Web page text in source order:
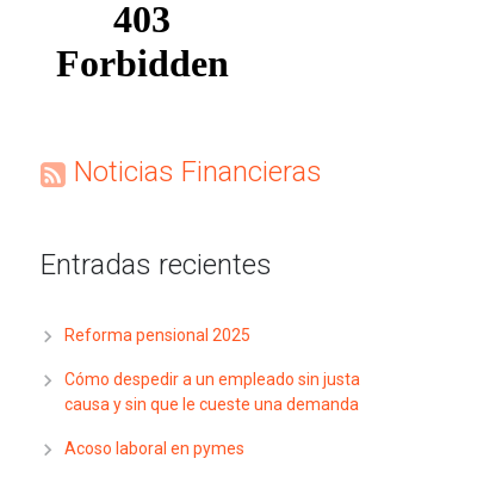
Noticias Financieras
Entradas recientes
Reforma pensional 2025
Cómo despedir a un empleado sin justa
causa y sin que le cueste una demanda
Acoso laboral en pymes